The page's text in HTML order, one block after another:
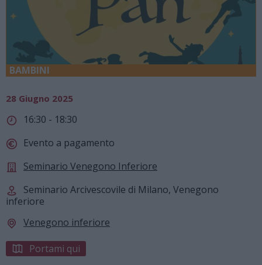
BAMBINI
28 Giugno 2025
16:30 - 18:30
Evento a pagamento
Seminario Venegono Inferiore
Seminario Arcivescovile di Milano, Venegono
inferiore
Venegono inferiore
Portami qui